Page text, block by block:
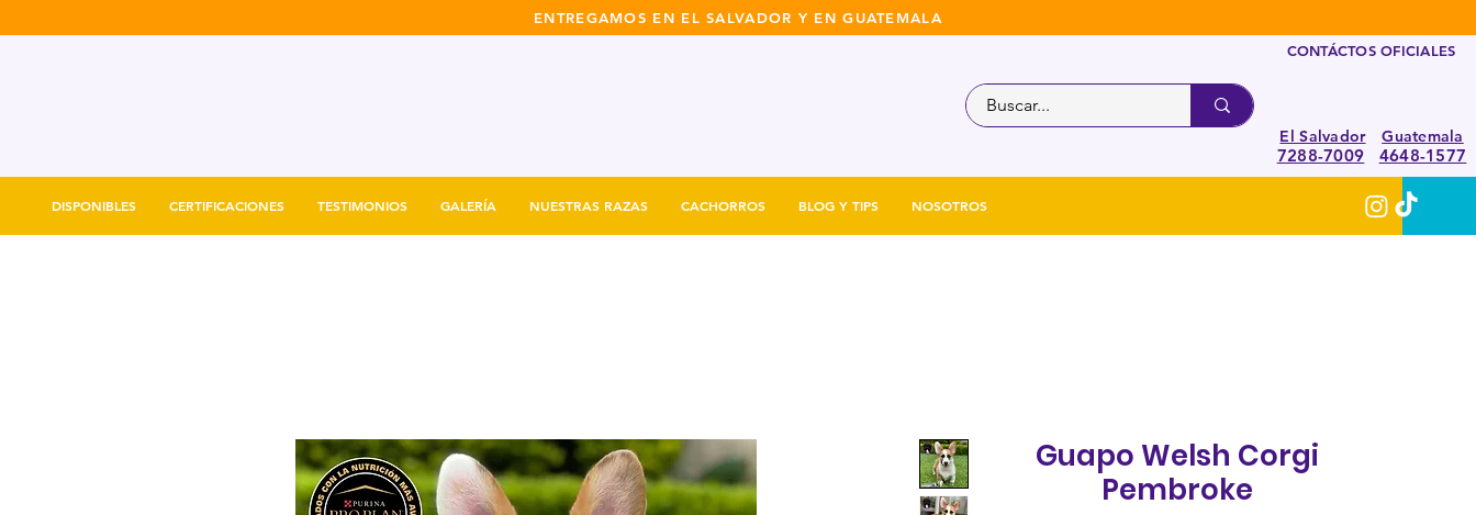
ENTREGAMOS EN EL SALVADOR Y EN GUATEMALA
CONTÁCTOS OFICIALES
Guatemala
El Salvador
7288-7009 4648-1577
DISPONIBLES CERTIFICACIONES TESTIMONIOS GALERÍA NUESTRAS RAZAS CACHORROS BLOG Y TIPS NOSOTROS
Guapo Welsh Corgi
Pembroke